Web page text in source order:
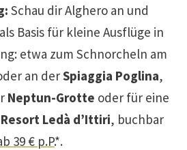
Schau dir Alghero an und
Basis für kleine Ausflüge in
etwa zum Schnorcheln am
an derSpiaggia Poglina,
Neptun-Grotte oder für eine
Ledà d’Ittiri, buchbar
39 € p.P.*.